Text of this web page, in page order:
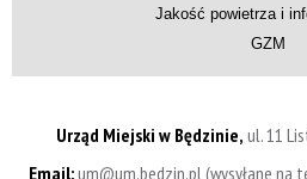
Jakość powietrza i
GZM
Urząd Miejski w Będzinie, ul. 11
Email:um@um.bedzin.pl (wysyłane na